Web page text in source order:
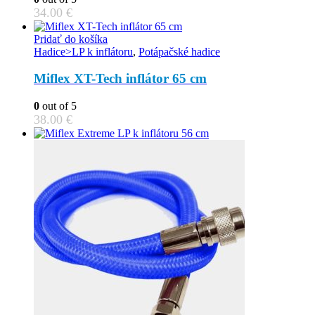
be
chosen
on
product
34.00 €
Pridať do košíka
Hadice>LP k inflátoru, Potápačské hadice
Miflex XT-Tech inflátor 65 cm
0 out of 5
38.00 €